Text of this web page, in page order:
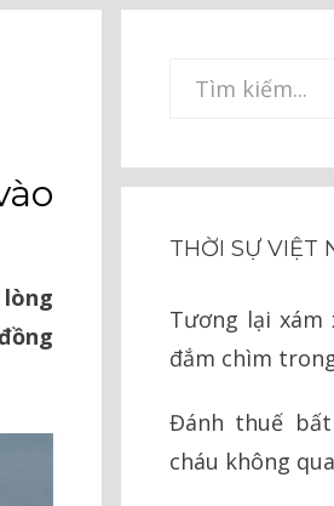
lòng
Tìm
THỜI SỰ VIỆT
Tương lại
đắm chìm
Đánh thuế
cháu không